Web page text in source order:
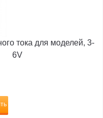
тока для моделей, 3-
6V